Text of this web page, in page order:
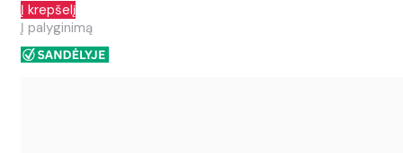
Į krepšelį
Į palyginimą